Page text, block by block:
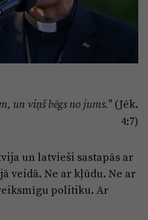
Kontakti
Reklāma
Par laikrakstu
Ētikas kodekss
Sludinājumi
un viņš bēgs no jums." (Jēk.
4:7)
un latvieši sastapās ar
veidā. Ne ar kļūdu. Ne ar
politiku. Ar